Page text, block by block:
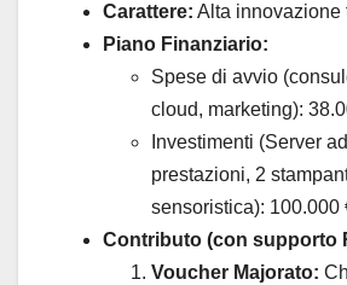
Carattere: Alta innovazione
Piano Finanziario:
Spese di avvio
cloud, marketing):
Investimenti (Server
prestazioni, 2
sensoristica): 100.000
Contributo (con supporto
Voucher Majorato: